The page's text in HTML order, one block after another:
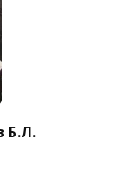
Б.Л.